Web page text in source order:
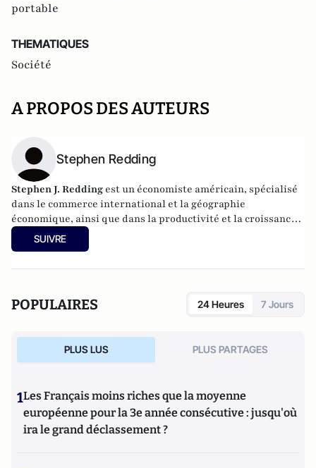
portable
THEMATIQUES
Société
A PROPOS DES AUTEURS
Stephen Redding
Stephen J. Redding est un économiste américain, spécialisé
dans le commerce international et la géographie
économique, ainsi que dans la productivité et la croissance
économique. Il est professeur d'économie Harold T. Shapiro
au département d'économie et à l'École des affaires
SUIVRE
POPULAIRES 24 Heures 7 Jours
PLUS LUS PLUS PARTAGES
1Les Français moins riches que la moyenne
européenne pour la 3e année consécutive : jusqu'où
ira le grand déclassement ?